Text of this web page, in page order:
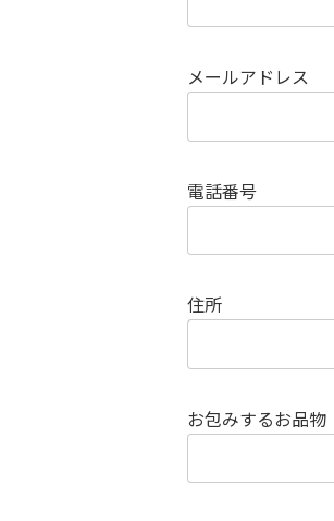
メールアドレス
電話番号
住所
お包みするお品物